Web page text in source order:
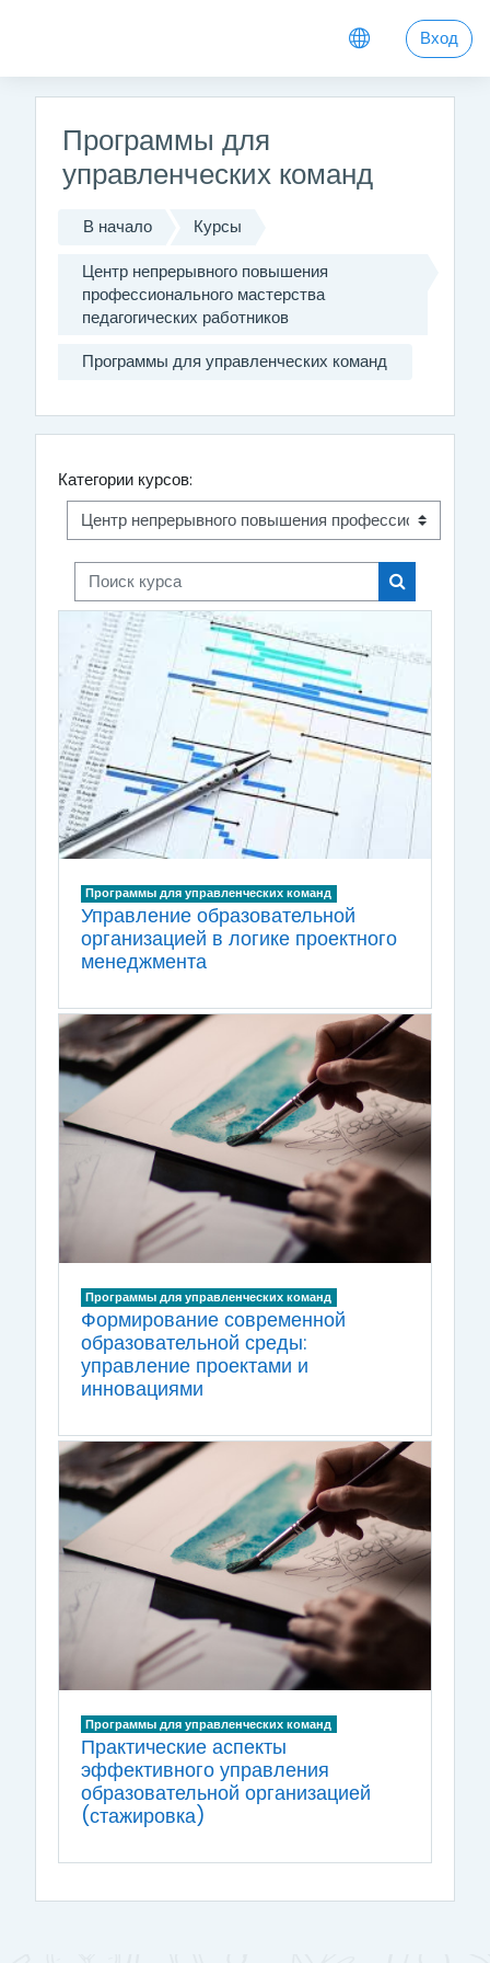
Вход
Программы для
управленческих команд
В начало Курсы
Центр непрерывного повышения
профессионального мастерства
педагогических работников
Программы для управленческих команд
Категории курсов:
Поиск курса
Поиск курса
Программы для управленческих команд
Управление образовательной
организацией в логике проектного
менеджмента
Программы для управленческих команд
Формирование современной
образовательной среды:
управление проектами и
инновациями
Программы для управленческих команд
Практические аспекты
эффективного управления
образовательной организацией
(стажировка)